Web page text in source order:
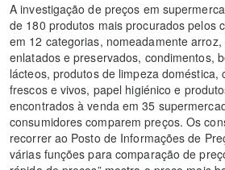
A investigação de preços em
de 180 produtos mais procurados pelos
em 12 categorias, nomeadamente
enlatados e preservados, condimentos,
lácteos, produtos de limpeza doméstica,
frescos e vivos, papel higiénico e
encontrados à venda em 35
consumidores comparem preços. Os
recorrer ao Posto de Informações de
várias funções para comparação de